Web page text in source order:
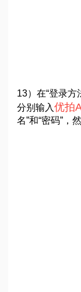
13）在“登录方
分别输入优拍
名”和“密码”，